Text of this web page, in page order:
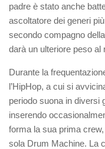
padre è stato anche
ascoltatore dei generi
secondo compagno
darà un ulteriore peso al
Durante la
l’HipHop, a cui si
periodo suona in diversi
inserendo
forma la sua prima
sola Drum Machine. La